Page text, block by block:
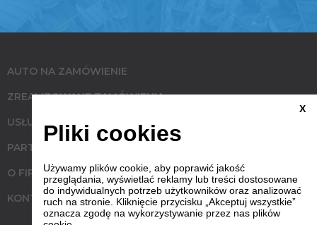
AUTO NA ZAMÓWIENIE
ZREALIZOWANE ZAMÓWIENIA
USŁUGI
PARTNERZY
O FIRMIE
KONTAKT
X
Pliki cookies
Używamy plików cookie, aby poprawić jakość
przeglądania, wyświetlać reklamy lub treści dostosowane
do indywidualnych potrzeb użytkowników oraz analizować
ruch na stronie. Kliknięcie przycisku „Akceptuj wszystkie”
oznacza zgodę na wykorzystywanie przez nas plików